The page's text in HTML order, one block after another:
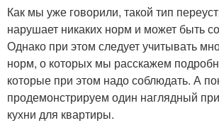
Как мы уже говорили, такой тип
нарушает никаких норм и может быть
Однако при этом следует учитывать
норм, о которых мы расскажем
которые при этом надо соблюдать. А
продемонстрируем один наглядный
кухни для квартиры.